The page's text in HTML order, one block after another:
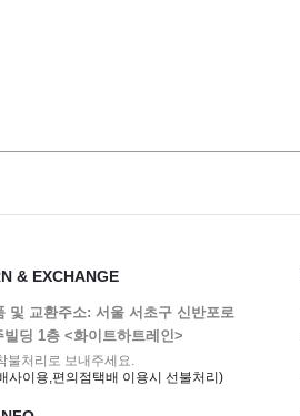
& EXCHANGE
및 교환주소: 서울 서초구 신반포로
빌딩 1층 <화이트하트레인>
불처리로 보내주세요.
사이용,편의점택배 이용시 선불처리)